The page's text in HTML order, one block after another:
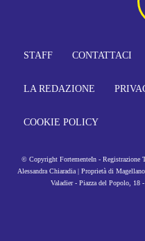
STAFF CONTATTACI
LA REDAZIONE
COOKIE POLICY
© Copyright FortementeIn - Registrazione
Alessandra Chiaradia | Proprietà di
Valadier - Piazza del Popolo, 18